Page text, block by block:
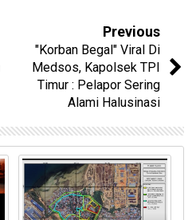
Previous
"Korban Begal" Viral Di
Medsos, Kapolsek TPI
Timur : Pelapor Sering
Alami Halusinasi